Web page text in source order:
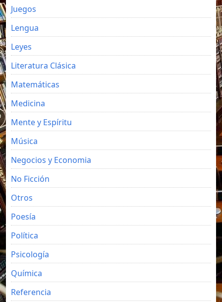
Juegos
Lengua
Leyes
Literatura Clásica
Matemáticas
Medicina
Mente y Espíritu
Música
Negocios y Economia
No Ficción
Otros
Poesía
Política
Psicología
Química
Referencia